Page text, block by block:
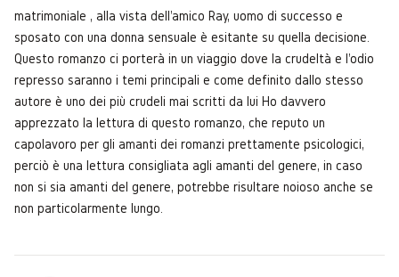
matrimoniale , alla vista dell'amico Ray, uomo di successo e
sposato con una donna sensuale è esitante su quella decisione.
Questo romanzo ci porterà in un viaggio dove la crudeltà e l'odio
represso saranno i temi principali e come definito dallo stesso
autore è uno dei più crudeli mai scritti da lui Ho davvero
apprezzato la lettura di questo romanzo, che reputo un
capolavoro per gli amanti dei romanzi prettamente psicologici,
perciò è una lettura consigliata agli amanti del genere, in caso
non si sia amanti del genere, potrebbe risultare noioso anche se
non particolarmente lungo.